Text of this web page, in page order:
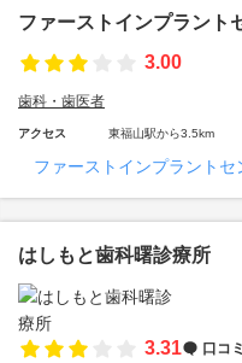
ファーストインプラン
3.00
歯科・歯医者
アクセス 東福山駅から3.5km
ファーストインプラント
はしもと歯科曙診療所
3.31 口コミ